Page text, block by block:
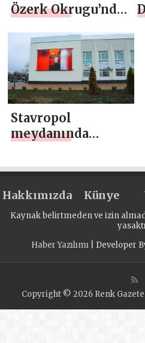
Özerk Okrugu’nda
desteğiyle
engelliler ve
çocuklara yönelik
eğlence ve spor
etkinlikleri
düzenlendi
Stavropol
meydanında
engellilerin
yaratıcılığı
festivali düzenledi
Hakkımızda Künye
Kaynak belirtmeden ve izin
Haber Yazılımı| Developer
Copyright © 2026 Renk